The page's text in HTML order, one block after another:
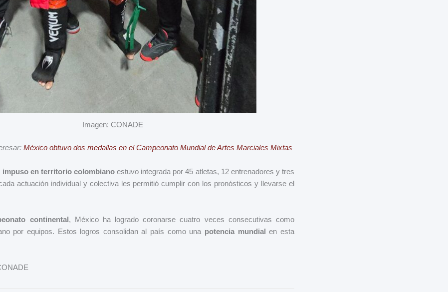
Imagen: CONADE
México obtuvo dos medallas en el Campeonato Mundial de Artes Marciales Mixtas
impuso en territorio colombianoestuvo integrada por 45 atletas, 12 entrenadores y tres
actuación individual y colectiva les permitió cumplir con los pronósticos y llevarse el
continental, México ha logrado coronarse cuatro veces consecutivas como
por equipos. Estos logros consolidan al país como una potencia mundial en esta